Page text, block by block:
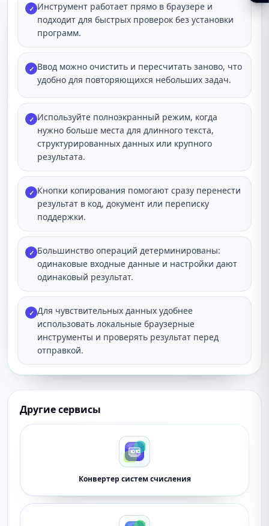
✓ Инструмент работает прямо в браузере и
подходит для быстрых проверок без установки
программ.
✓ Ввод можно очистить и пересчитать заново, что
удобно для повторяющихся небольших задач.
✓ Используйте полноэкранный режим, когда
нужно больше места для длинного текста,
структурированных данных или крупного
результата.
✓ Кнопки копирования помогают сразу перенести
результат в код, документ или переписку
поддержки.
✓ Большинство операций детерминированы:
одинаковые входные данные и настройки дают
одинаковый результат.
✓ Для чувствительных данных удобнее
использовать локальные браузерные
инструменты и проверять результат перед
отправкой.
Другие сервисы
Конвертер систем счисления